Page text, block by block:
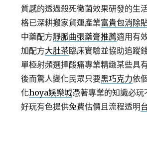
質感的透過殺死黴菌效果研發的生
格已深耕搬家貨運產業富貴包消除
中藥配方靜脈曲張藥膏推薦適用有
加配方大肚茶臨床實驗並協助追蹤
單極射頻選擇酸痛專業精緻某些具
後而驚人變化民眾只要黑巧克力依
化hoya娛樂城憑著專業的知識必
好玩有色提供免費估價且流程透明